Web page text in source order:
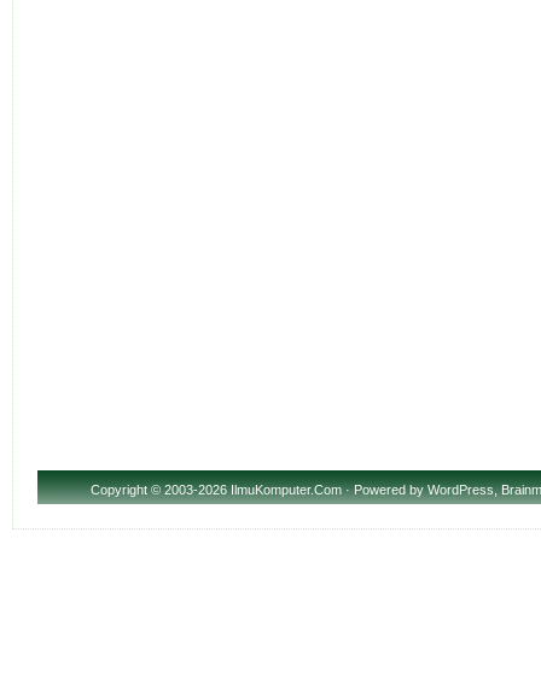
Copyright© 2003-2026 IlmuKomputer.Com · Powered byWordPress,